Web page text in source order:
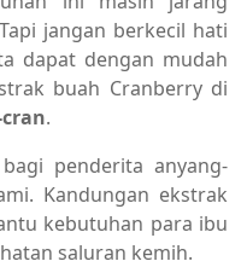
jangan berkecil hati
dapat dengan mudah
buah Cranberry di
.
penderita anyang-
Kandungan ekstrak
kebutuhan para ibu
saluran kemih.